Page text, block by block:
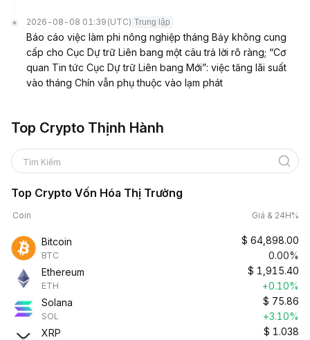
2026-08-08 01:39 (UTC) Trung lập
Báo cáo việc làm phi nông nghiệp tháng Bảy không cung
cấp cho Cục Dự trữ Liên bang một câu trả lời rõ ràng; “Cơ
quan Tin tức Cục Dự trữ Liên bang Mới”: việc tăng lãi suất
vào tháng Chín vẫn phụ thuộc vào lạm phát
Top Crypto Thịnh Hành
Tìm Kiếm
Top Crypto Vốn Hóa Thị Trường
Coin Giá & 24H%
Bitcoin
BTC
$ 64,898.00
0.00%
Ethereum
ETH
$ 1,915.40
+0.10%
Solana
SOL
$ 75.86
+3.10%
XRP
$ 1.038